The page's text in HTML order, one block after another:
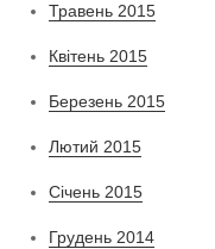
Травень 2015
Квітень 2015
Березень 2015
Лютий 2015
Січень 2015
Грудень 2014